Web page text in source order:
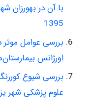
با آن در بهورزان
1395
بررسی عوامل
اورژانس
بررسی شیوع
علوم پزشکی شهر